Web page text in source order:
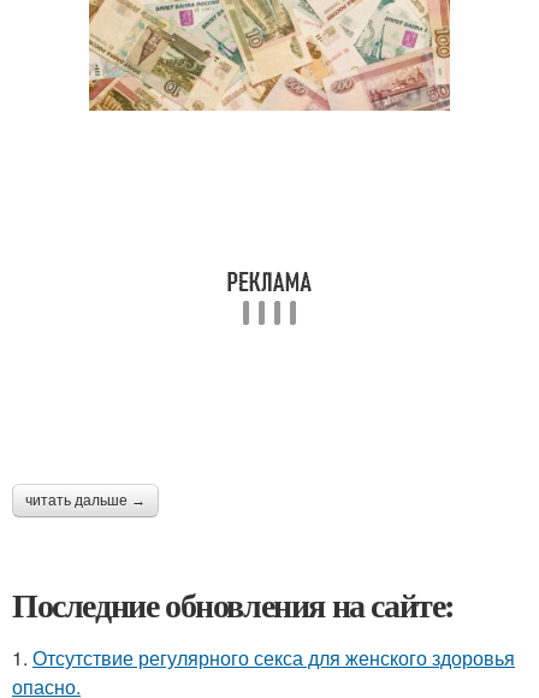
читать дальше →
Последние обновления на сайте:
1. Отсутствие регулярного секса для женского здоровья
опасно.